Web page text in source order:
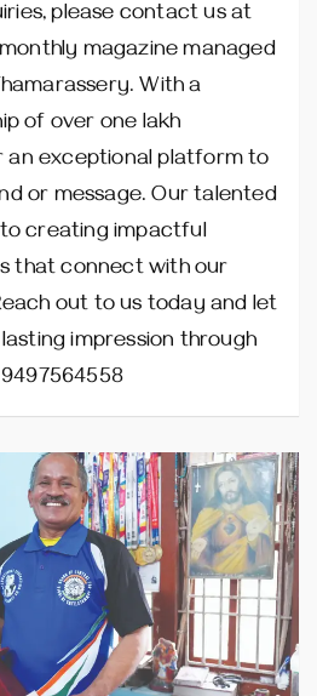
please contact us at
magazine managed
With a
of over one lakh
an exceptional platform to
or message. Our talented
creating impactful
that connect with our
out to us today and let
impression through